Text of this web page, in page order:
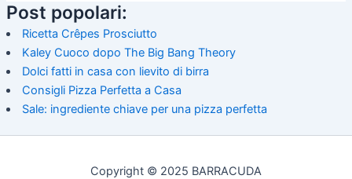
Post popolari:
Ricetta Crêpes Prosciutto
Kaley Cuoco dopo The Big Bang Theory
Dolci fatti in casa con lievito di birra
Consigli Pizza Perfetta a Casa
Sale: ingrediente chiave per una pizza perfetta
Copyright © 2025 BARRACUDA